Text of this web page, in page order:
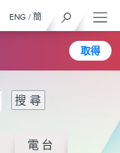
取得
ENG / 簡
電台